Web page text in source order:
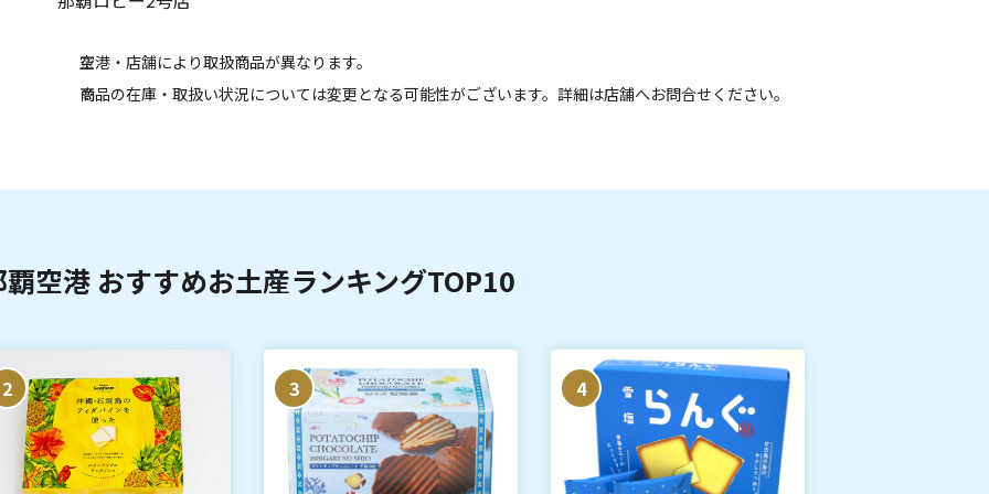
空港・店舗により取扱商品が異なります。
商品の在庫・取扱い状況については変更となる可能性がございます。詳細は店舗へお問合せください。
空港 おすすめお土産ランキングTOP10
2 3 4